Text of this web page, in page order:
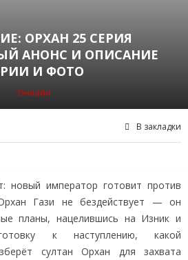
ОРХАН 25 СЕРИЯ
АНОНС И ОПИСАНИЕ
И ФОТО
Онлайн
В закладки
новый император готовит против
Гази не бездействует — он
планы, нацелившись на Изник и
к наступлению, какой
султан Орхан для захвата